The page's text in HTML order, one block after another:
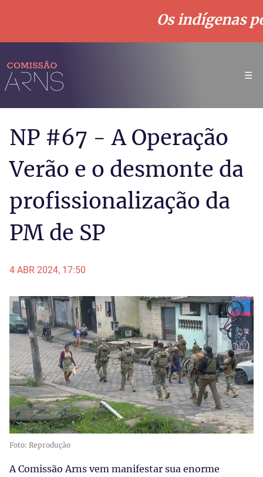
Os indígenas
☰
NP #67 - A Operação
Verão e o desmonte da
profissionalização da
PM de SP
4 ABR 2024, 17:50
Foto: Reprodução
A Comissão Arns vem manifestar sua enorme